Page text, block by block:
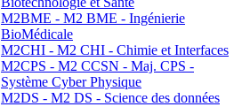
M2BME - M2 BME - Ingénierie
BioMédicale
M2CHI - M2 CHI - Chimie et Interfaces
M2CPS - M2 CCSN - Maj. CPS -
Système Cyber Physique
M2DS - M2 DS - Science des données